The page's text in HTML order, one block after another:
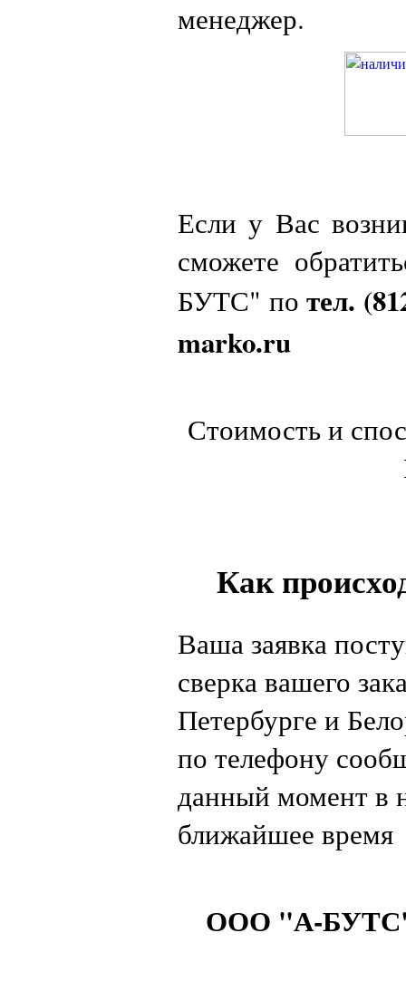
менеджер.
Если у Вас
сможете
БУТС" по тел.
marko.ru
Стоимость и
Как
Ваша заявка
сверка вашего
Петербурге и
по телефону
данный момент в
ближайшее время
ООО "А-БУТС"